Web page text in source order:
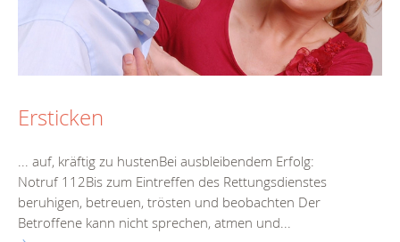
Ersticken
... auf, kräftig zu hustenBei ausbleibendem Erfolg:
Notruf 112Bis zum Eintreffen des Rettungsdienstes
beruhigen, betreuen, trösten und beobachten Der
Betroffene kann nicht sprechen, atmen und...